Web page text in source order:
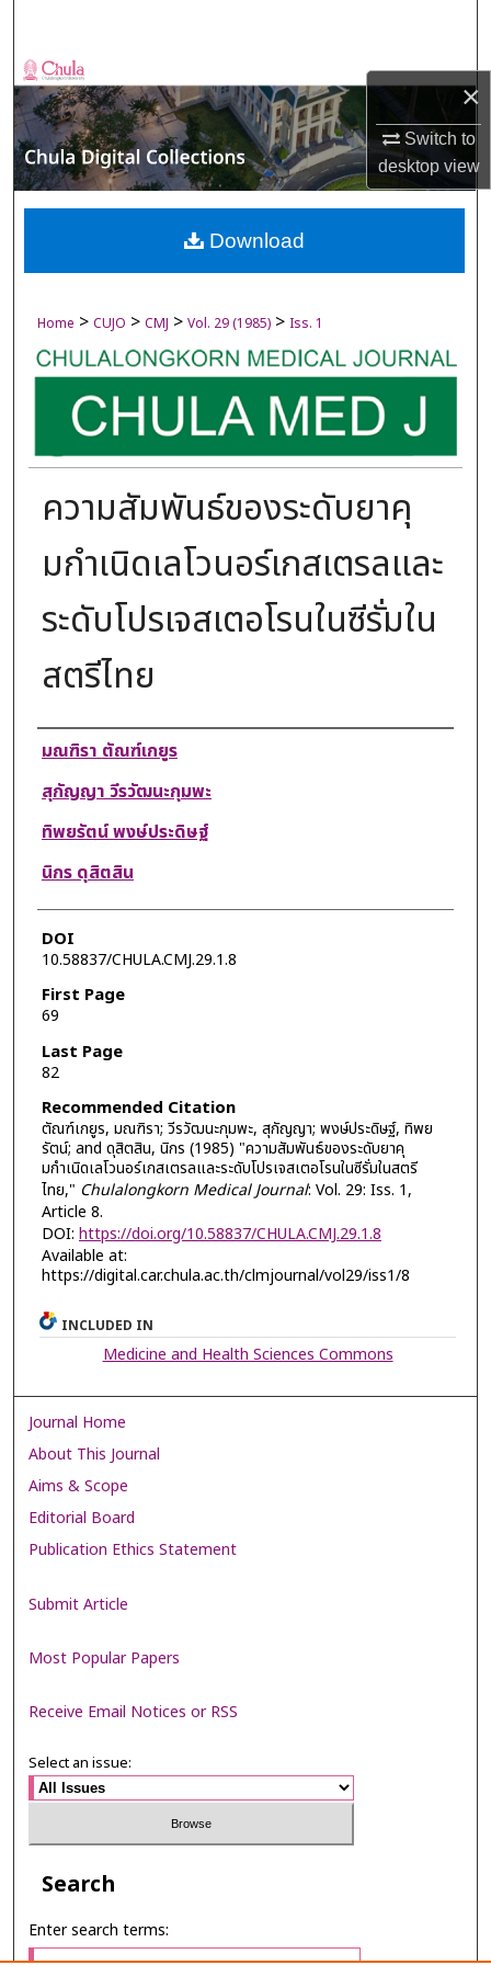
×
Switch to
desktopview
Browse Collections
My Account
About
Digital Commons Network™
Home > CUJO > CMJ > Vol. 29 (1985) > Iss. 1
ความสัมพันธ์ของระดับยาคุ
มกำเนิดเลโวนอร์เกสเตรลและ
ระดับโปรเจสเตอโรนในซีรั่มใน
สตรีไทย
Authors
มณฑิรา ตัณฑ์เกยูร
สุกัญญา วีรวัฒนะกุมพะ
ทิพยรัตน์ พงษ์ประดิษฐ์
นิกร ดุสิตสิน
DOI
10.58837/CHULA.CMJ.29.1.8
First Page
69
Last Page
82
Recommended Citation
ตัณฑ์เกยูร, มณฑิรา; วีรวัฒนะกุมพะ, สุกัญญา; พงษ์ประดิษฐ์, ทิพย
รัตน์; and ดุสิตสิน, นิกร (1985) "ความสัมพันธ์ของระดับยาคุ
มกำเนิดเลโวนอร์เกสเตรลและระดับโปรเจสเตอโรนในซีรั่มในสตรี
ไทย," Chulalongkorn Medical Journal: Vol. 29: Iss. 1,
Article 8.
DOI: https://doi.org/10.58837/CHULA.CMJ.29.1.8
Available at:
https://digital.car.chula.ac.th/clmjournal/vol29/iss1/8
Download
INCLUDED IN
Medicine and Health Sciences Commons
Journal Home
About This Journal
Aims & Scope
Editorial Board
Publication Ethics Statement
Submit Article
Most Popular Papers
Receive Email Notices or RSS
Select an issue:
Search
Enter search terms: